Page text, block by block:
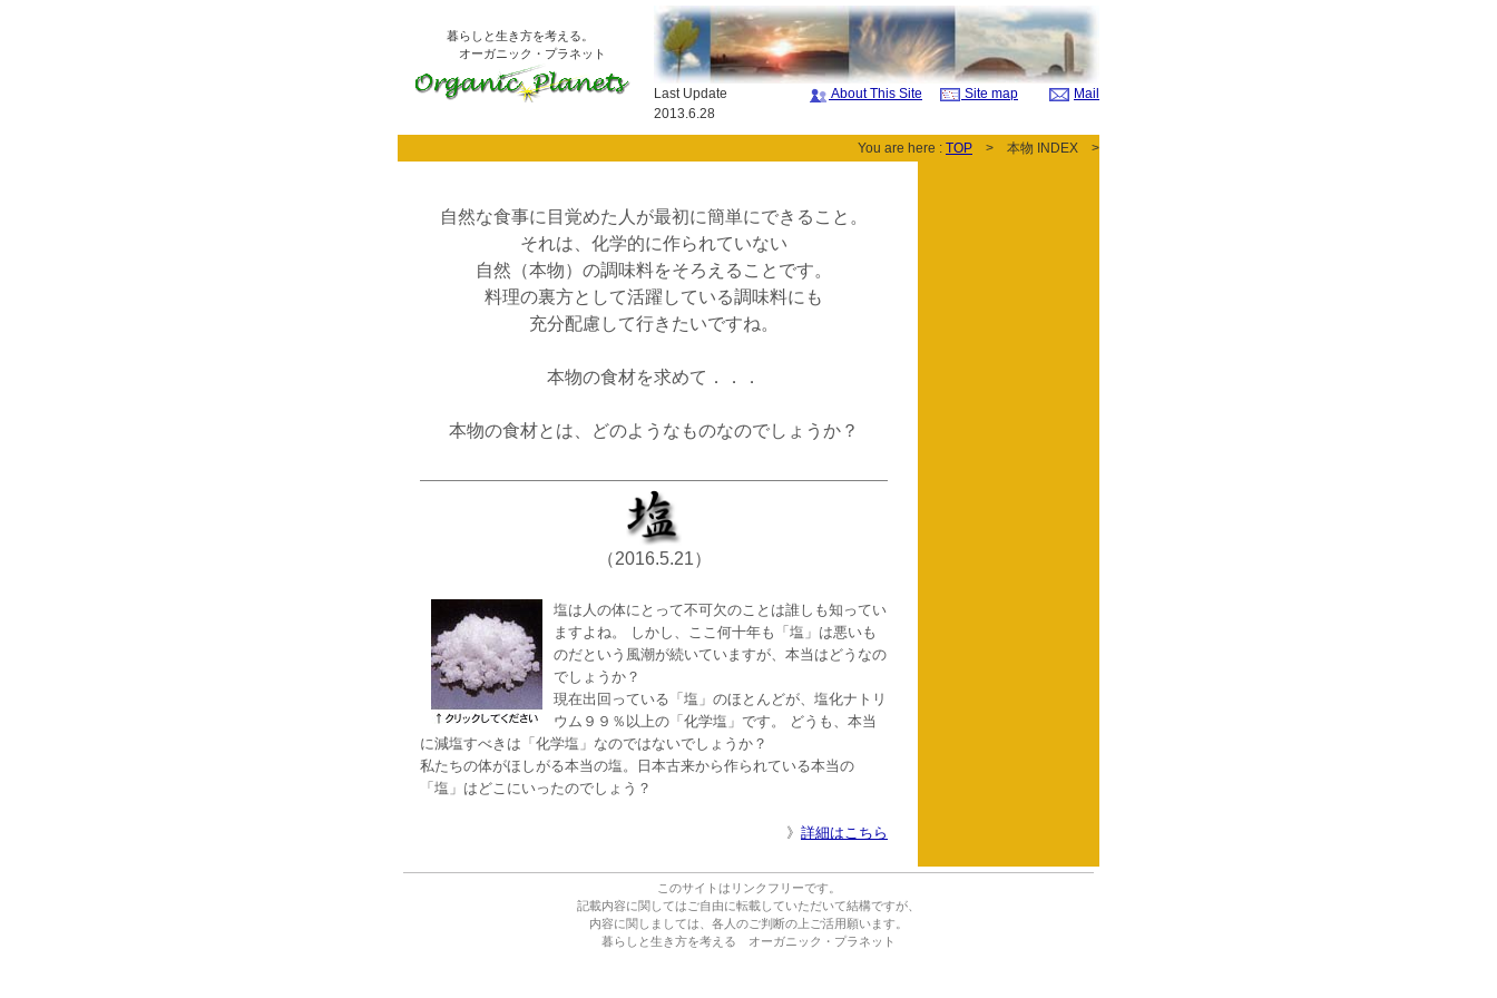
暮らしと生き方を考える。
オーガニック・プラネット
Last Update
2013.6.28
About This Site Site map Mail
You are here : TOP > 本物 INDEX >
自然な食事に目覚めた人が最初に簡単にできること。
それは、化学的に作られていない
自然（本物）の調味料をそろえることです。
料理の裏方として活躍している調味料にも
充分配慮して行きたいですね。
本物の食材を求めて．．．
本物の食材とは、どのようなものなのでしょうか？
（2016.5.21）
塩は人の体にとって不可欠のことは誰しも知ってい
ますよね。 しかし、ここ何十年も「塩」は悪いも
のだという風潮が続いていますが、本当はどうなの
でしょうか？
現在出回っている「塩」のほとんどが、塩化ナトリ
ウム９９％以上の「化学塩」です。 どうも、本当
に減塩すべきは「化学塩」なのではないでしょうか？
私たちの体がほしがる本当の塩。日本古来から作られている本当の
「塩」はどこにいったのでしょう？
》 詳細はこちら
このサイトはリンクフリーです。
記載内容に関してはご自由に転載していただいて結構ですが、
内容に関しましては、各人のご判断の上ご活用願います。
暮らしと生き方を考える オーガニック・プラネット